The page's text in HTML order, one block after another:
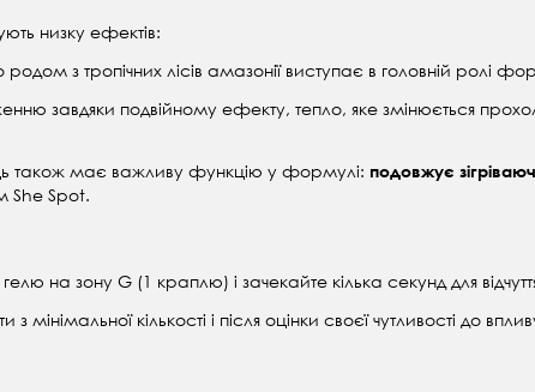
низку ефектів:
з тропічних лісів амазонії виступає в головній ролі
завдяки подвійному ефекту, тепло, яке змінюється
також має важливу функцію у формулі: подовжує
She Spot.
гелю на зону G (1 краплю) і зачекайте кілька секунд для
кількості і після оцінки своєї чутливості до